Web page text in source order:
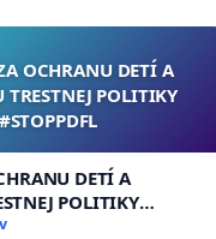
OCHRANU DETÍ A
TRESTNEJ POLITIKY
#STOPPDFL
DETÍ A
POLITIKY